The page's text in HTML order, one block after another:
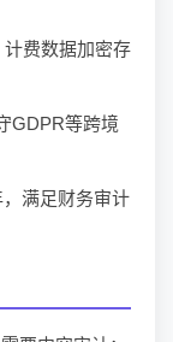
费数据加密存
GDPR等跨境
满足财务审计